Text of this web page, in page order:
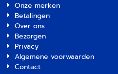
Onze merken
Betalingen
Over ons
Bezorgen
Privacy
Algemene voorwaarden
Contact